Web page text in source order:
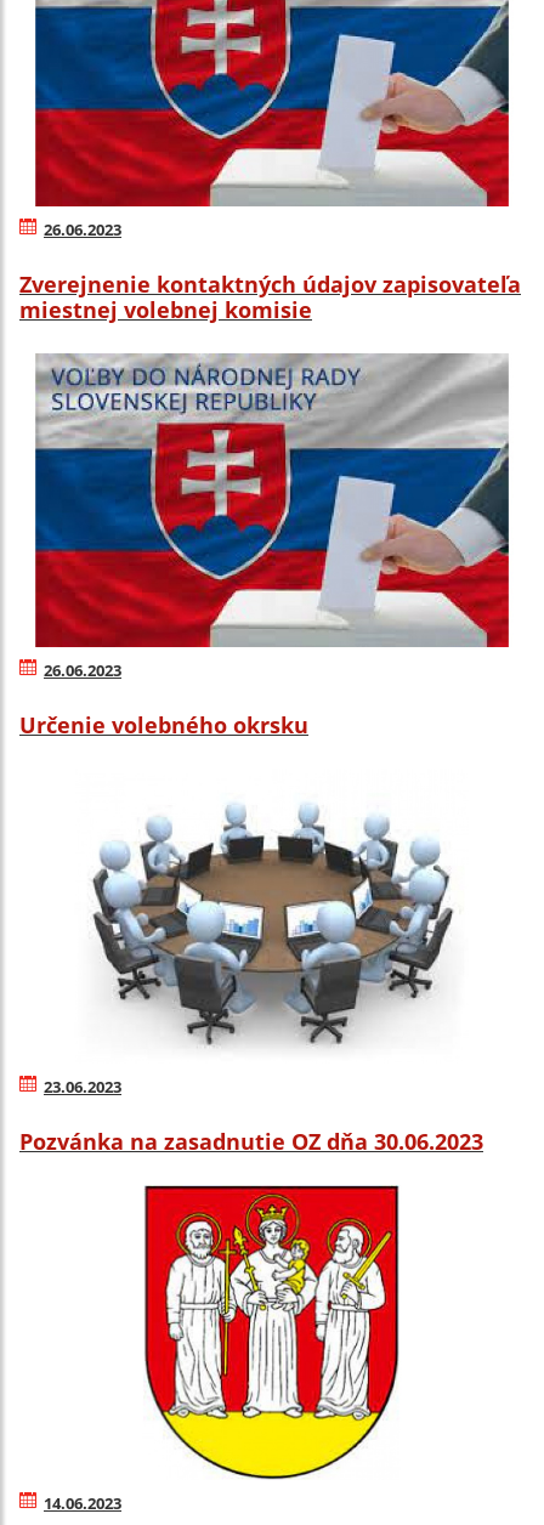
26.06.2023
Zverejnenie kontaktných údajov zapisovateľa
miestnej volebnej komisie
26.06.2023
Určenie volebného okrsku
23.06.2023
Pozvánka na zasadnutie OZ dňa 30.06.2023
14.06.2023